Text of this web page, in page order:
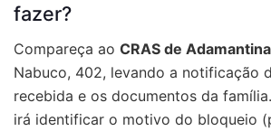
fazer?
Compareça ao CRAS de Adamantina
Nabuco, 402, levando a notificação
recebida e os documentos da
irá identificar o motivo do bloqueio